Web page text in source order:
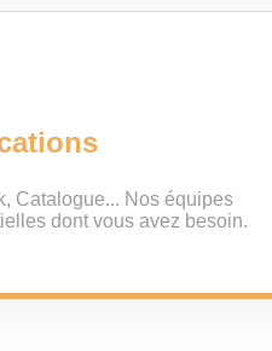
Catalogue... Nos équipes
dont vous avez besoin.